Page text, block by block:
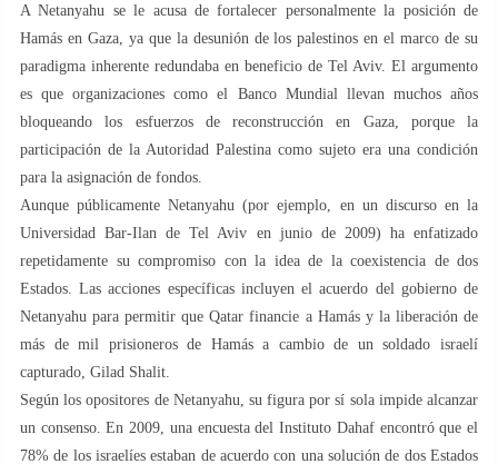
A Netanyahu se le acusa de fortalecer personalmente la posición de
Hamás en Gaza, ya que la desunión de los palestinos en el marco de su
paradigma inherente redundaba en beneficio de Tel Aviv. El argumento
es que organizaciones como el Banco Mundial llevan muchos años
bloqueando los esfuerzos de reconstrucción en Gaza, porque la
participación de la Autoridad Palestina como sujeto era una condición
para la asignación de fondos.
Aunque públicamente Netanyahu (por ejemplo, en un discurso en la
Universidad Bar-Ilan de Tel Aviv en junio de 2009) ha enfatizado
repetidamente su compromiso con la idea de la coexistencia de dos
Estados. Las acciones específicas incluyen el acuerdo del gobierno de
Netanyahu para permitir que Qatar financie a Hamás y la liberación de
más de mil prisioneros de Hamás a cambio de un soldado israelí
capturado, Gilad Shalit.
Según los opositores de Netanyahu, su figura por sí sola impide alcanzar
un consenso. En 2009, una encuesta del Instituto Dahaf encontró que el
78% de los israelíes estaban de acuerdo con una solución de dos Estados